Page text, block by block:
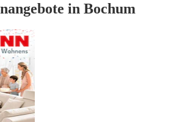
in Bochum